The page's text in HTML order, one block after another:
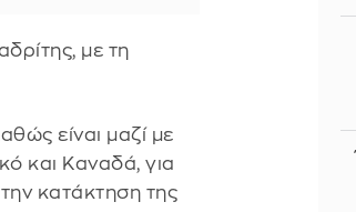
με τη
είναι μαζί με
και Καναδά, για
κατάκτηση της